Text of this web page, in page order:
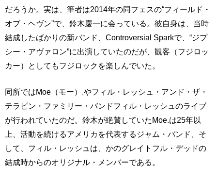
だろうか。実は、筆者は2014年の同フェスの“フィールド・
オブ・ヘヴン”で、鈴木慶一に会っている。彼自身は、当時
結成したばかりの新バンド、Controversial Sparkで、“ジプ
シー・アヴァロン”に出演していたのだが、観客（フジロッ
カー）としてもフジロックを楽しんでいた。
同所ではMoe（モー）.やフィル・レッシュ・アンド・ザ・
テラピン・ファミリー・バンドフィル・レッシュのライブ
が行われていたのだ。鈴木が絶賛していたMoe.は25年以
上、活動を続けるアメリカを代表するジャム・バンド、そ
して、フィル・レッシュは、かのグレイトフル・デッドの
結成時からのオリジナル・メンバーである。